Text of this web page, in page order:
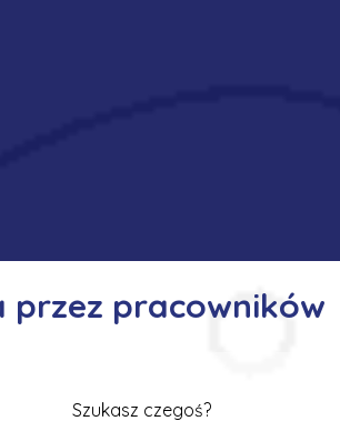
przez pracowników